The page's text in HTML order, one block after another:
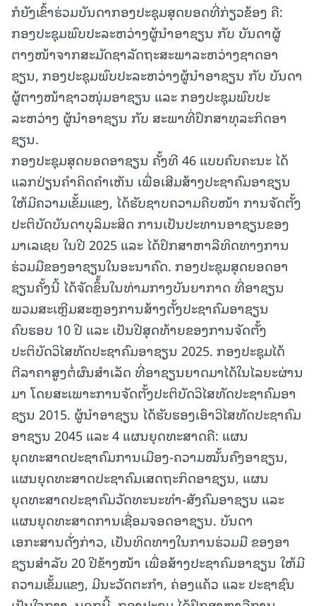
ກໍຍັງເຂົ້າຮ່ວມບັນດາກອງປະຊຸມສຸດຍອດທີ່ກ່ຽວຂ້ອງ ຄື:
ກອງປະຊຸມພົບປະລະຫວ່າງຜູ້ນໍາອາຊຽນ ກັບ ບັນດາຜູ້
ຕາງໜ້າຈາກສະມັດຊາລັດຖະສະພາລະຫວ່າງຊາດອາ
ຊຽນ, ກອງປະຊຸມພົບປະລະຫວ່າງຜູ້ນໍາອາຊຽນ ກັບ ບັນດາ
ຜູ້ຕາງໜ້າຊາວໜຸ່ມອາຊຽນ ແລະ ກອງປະຊຸມພົບປະ
ລະຫວ່າງ ຜູ້ນໍາອາຊຽນ ກັບ ສະພາທີ່ປຶກສາທຸລະກິດອາ
ຊຽນ.
ກອງປະຊຸມສຸດຍອດອາຊຽນ ຄັ້ງທີ 46 ແບບຄົບຄະນະ ໄດ້
ແລກປ່ຽນຄໍາຄິດຄໍາເຫັນ ເພື່ອເສີມສ້າງປະຊາຄົມອາຊຽນ
ໃຫ້ມີຄວາມເຂັ້ມແຂງ, ໄດ້ຮັບຊາບຄວາມຄືບໜ້າ ການຈັດຕັ້ງ
ປະຕິບັດບັນດາບຸລິມະສິດ ການເປັນປະທານອາຊຽນຂອງ
ມາເລເຊຍ ໃນປີ 2025 ແລະ ໄດ້ປຶກສາຫາລືທິດທາງການ
ຮ່ວມມືຂອງອາຊຽນໃນອະນາຄົດ. ກອງປະຊຸມສຸດຍອດອາ
ຊຽນຄັ້ງນີ້ ໄດ້ຈັດຂຶ້້ນໃນທ່າມກາງບັນຍາກາດ ທີ່ອາຊຽນ
ພວມສະເຫຼີມສະຫຼອງການສ້າງຕັ້ງປະຊາຄົມອາຊຽນ
ຄົບຮອບ 10 ປີ ແລະ ເປັນປີສຸດທ້າຍຂອງການຈັດຕັ້ງ
ປະຕິບັດວິໄສທັດປະຊາຄົມອາຊຽນ 2025. ກອງປະຊຸມໄດ້
ຕີລາຄາສູງຕໍ່ຜົນສໍາເລັດ ທີ່ອາຊຽນຍາດມາໄດ້ໃນໄລຍະຜ່ານ
ມາ ໂດຍສະເພາະການຈັດຕັ້ງປະຕິບັດວິໄສທັດປະຊາຄົມອາ
ຊຽນ 2015. ຜູ້ນຳອາຊຽນ ໄດ້ຮັບຮອງເອົາວິໄສທັດປະຊາຄົມ
ອາຊຽນ 2045 ແລະ 4 ແຜນຍຸດທະສາດຄື: ແຜນ
ຍຸດທະສາດປະຊາຄົມການເມືອງ-ຄວາມໝັ້ນຄົງອາຊຽນ,
ແຜນຍຸດທະສາດປະຊາຄົມເສດຖະກິດອາຊຽນ, ແຜນ
ຍຸດທະສາດປະຊາຄົມວັດທະນະທໍາ-ສັງຄົມອາຊຽນ ແລະ
ແຜນຍຸດທະສາດການເຊື່ອມຈອດອາຊຽນ. ບັນດາ
ເອກະສານດັ່ງກ່າວ, ເປັນທິດທາງໃນການຮ່ວມມື ຂອງອາ
ຊຽນສໍາລັບ 20 ປີຂ້າງໜ້າ ເພື່ອສ້າງປະຊາຄົມອາຊຽນ ໃຫ້ມີ
ຄວາມເຂັ້ມແຂງ, ມີນະວັດຕະກໍາ, ຄ່ອງແຄ້ວ ແລະ ປະຊາຊົນ